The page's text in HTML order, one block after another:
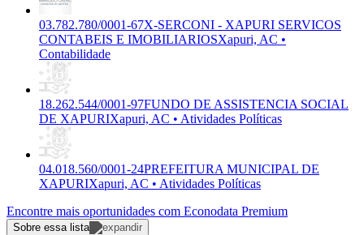
03.782.780/0001-67X-SERCONI - XAPURI SERVICOS
CONTABEIS E IMOBILIARIOSXapuri, AC •
Contabilidade
18.262.544/0001-97FUNDO DE ASSISTENCIA SOCIAL
DE XAPURIXapuri, AC • Atividades Políticas
04.018.560/0001-24PREFEITURA MUNICIPAL DE
XAPURIXapuri, AC • Atividades Políticas
Encontre mais oportunidades com Econodata Premium
Sobre essa lista